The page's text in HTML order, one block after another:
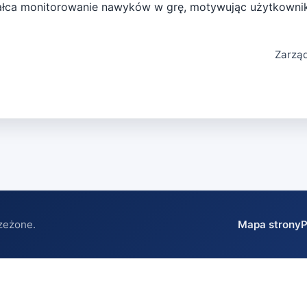
monitorowanie nawyków w grę, motywując
Mapa strony